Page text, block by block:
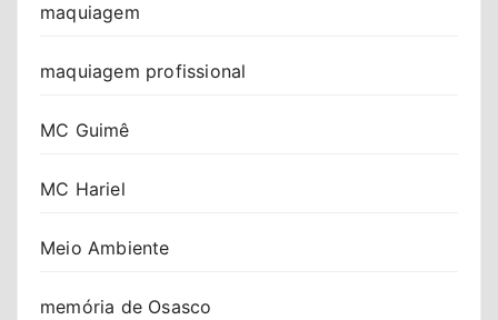
maquiagem
maquiagem profissional
MC Guimê
MC Hariel
Meio Ambiente
memória de Osasco